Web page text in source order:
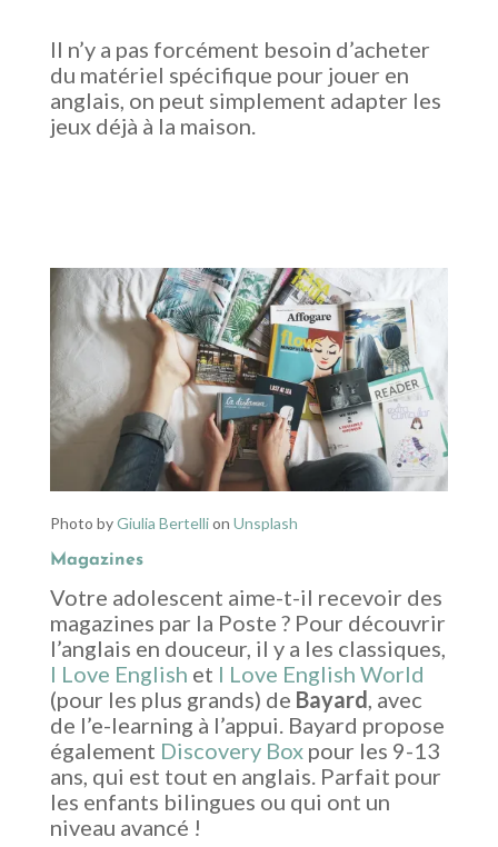
Il n’y a pas forcément besoin d’acheter
du matériel spécifique pour jouer en
anglais, on peut simplement adapter les
jeux déjà à la maison.
Photo byGiulia Bertellion Unsplash
Magazines
Votre adolescent aime-t-il recevoir des
magazines par la Poste ? Pour découvrir
l’anglais en douceur, il y a les classiques,
I Love English et I Love English World
(pour les plus grands) de Bayard, avec
de l’e-learning à l’appui. Bayard propose
également Discovery Boxpour les 9-13
ans, qui est tout en anglais. Parfait pour
les enfants bilingues ou qui ont un
niveau avancé !